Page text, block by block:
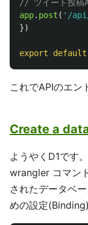
// ツイート投稿
app. post ( ' /
})
export default
これでAPIのエン
Create a
ようやくD1です。
wrangler コマン
されたデータベ
めの設定(Binding)